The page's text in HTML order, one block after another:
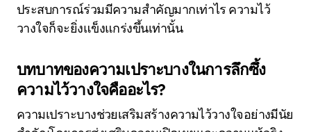
ประสบการณ์ร่วมมีความสำคัญมากเท่าไร ความไว้
วางใจก็จะยิ่งแข็งแกร่งขึ้นเท่านั้น
บทบาทของความเปราะบางในการลึกซึ้ง
ความไว้วางใจคืออะไร?
ความเปราะบางช่วยเสริมสร้างความไว้วางใจอย่างมีนัย